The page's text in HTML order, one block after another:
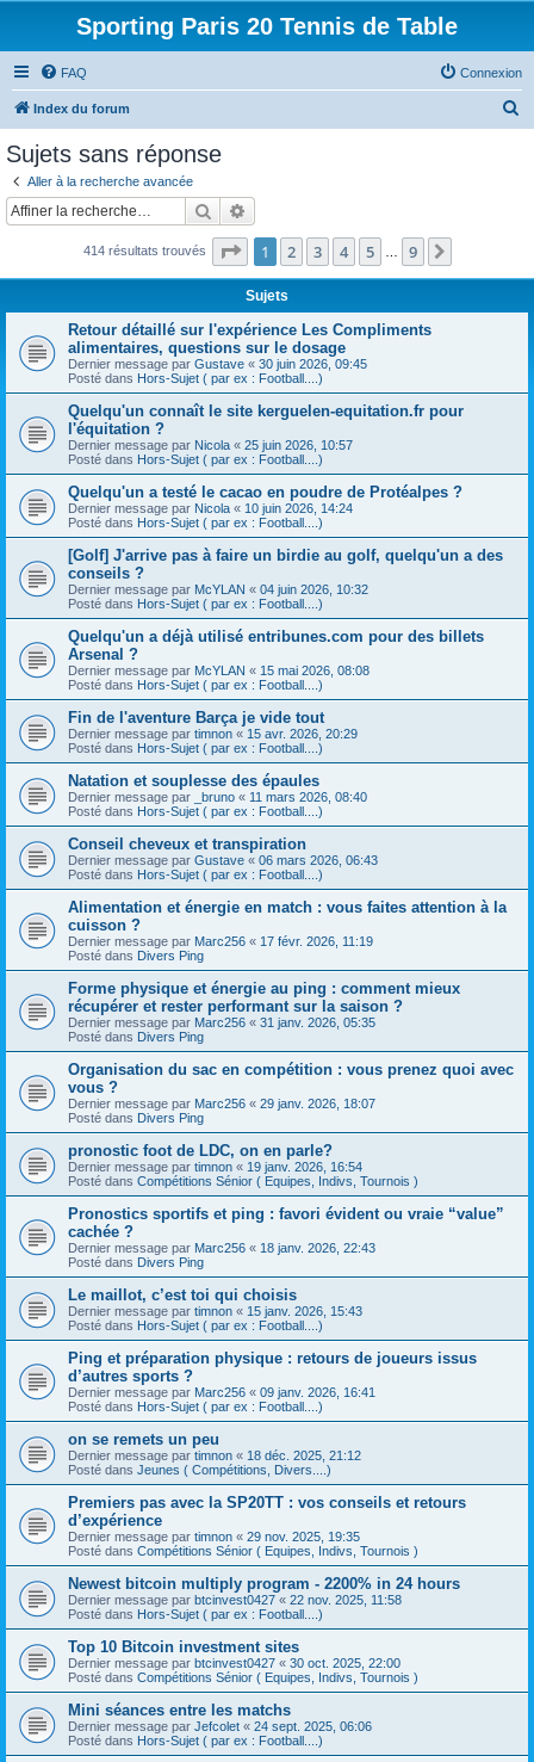
Sporting Paris 20 Tennis de Table
FAQ Connexion
Index du forum
c
Sujets sans réponse
Aller à la recherche avancée
Rechercher
414 résultats trouvés Page 1sur9
1 2 3 4 5 9
Sujets
Retour détaillé sur l'expérience Les Compliments
alimentaires, questions sur le dosage
Dernier message par Gustave « 30 juin 2026, 09:45
Posté dans Hors-Sujet ( par ex : Football....)
Quelqu'un connaît le site kerguelen-equitation.fr pour
l'équitation ?
Dernier message par Nicola « 25 juin 2026, 10:57
Posté dans Hors-Sujet ( par ex : Football....)
Quelqu'un a testé le cacao en poudre de Protéalpes ?
Dernier message par Nicola « 10 juin 2026, 14:24
Posté dans Hors-Sujet ( par ex : Football....)
[Golf] J'arrive pas à faire un birdie au golf, quelqu'un a des
conseils ?
Dernier message par McYLAN « 04 juin 2026, 10:32
Posté dans Hors-Sujet ( par ex : Football....)
Quelqu'un a déjà utilisé entribunes.com pour des billets
Arsenal ?
Dernier message par McYLAN « 15 mai 2026, 08:08
Posté dans Hors-Sujet ( par ex : Football....)
Fin de l'aventure Barça je vide tout
Dernier message par timnon « 15 avr. 2026, 20:29
Posté dans Hors-Sujet ( par ex : Football....)
Natation et souplesse des épaules
Dernier message par _bruno « 11 mars 2026, 08:40
Posté dans Hors-Sujet ( par ex : Football....)
Conseil cheveux et transpiration
Dernier message par Gustave « 06 mars 2026, 06:43
Posté dans Hors-Sujet ( par ex : Football....)
Alimentation et énergie en match : vous faites attention à la
cuisson ?
Dernier message par Marc256 « 17 févr. 2026, 11:19
Posté dans Divers Ping
Forme physique et énergie au ping : comment mieux
récupérer et rester performant sur la saison ?
Dernier message par Marc256 « 31 janv. 2026, 05:35
Posté dans Divers Ping
Organisation du sac en compétition : vous prenez quoi avec
vous ?
Dernier message par Marc256 « 29 janv. 2026, 18:07
Posté dans Divers Ping
pronostic foot de LDC, on en parle?
Dernier message par timnon « 19 janv. 2026, 16:54
Posté dans Compétitions Sénior ( Equipes, Indivs, Tournois )
Pronostics sportifs et ping : favori évident ou vraie “value”
cachée ?
Dernier message par Marc256 « 18 janv. 2026, 22:43
Posté dans Divers Ping
Le maillot, c’est toi qui choisis
Dernier message par timnon « 15 janv. 2026, 15:43
Posté dans Hors-Sujet ( par ex : Football....)
Ping et préparation physique : retours de joueurs issus
d’autres sports ?
Dernier message par Marc256 « 09 janv. 2026, 16:41
Posté dans Hors-Sujet ( par ex : Football....)
on se remets un peu
Dernier message par timnon « 18 déc. 2025, 21:12
Posté dans Jeunes ( Compétitions, Divers....)
Premiers pas avec la SP20TT : vos conseils et retours
d’expérience
Dernier message par timnon « 29 nov. 2025, 19:35
Posté dans Compétitions Sénior ( Equipes, Indivs, Tournois )
Newest bitcoin multiply program - 2200% in 24 hours
Dernier message par btcinvest0427 « 22 nov. 2025, 11:58
Posté dans Hors-Sujet ( par ex : Football....)
Top 10 Bitcoin investment sites
Dernier message par btcinvest0427 « 30 oct. 2025, 22:00
Posté dans Compétitions Sénior ( Equipes, Indivs, Tournois )
Mini séances entre les matchs
Dernier message par Jefcolet « 24 sept. 2025, 06:06
Posté dans Hors-Sujet ( par ex : Football....)